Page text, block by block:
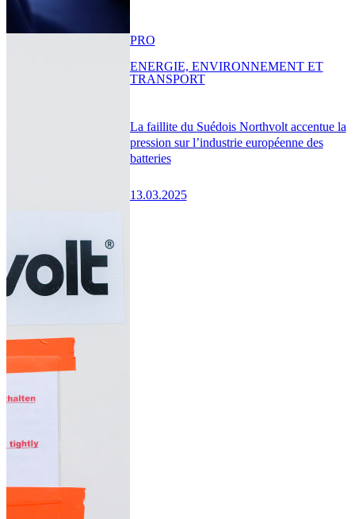
La faillite du Suédois Northvolt accentue la
pression sur l’industrie européenne des
batteries
13.03.2025
PRO
ENERGIE, ENVIRONNEMENT ET
TRANSPORT